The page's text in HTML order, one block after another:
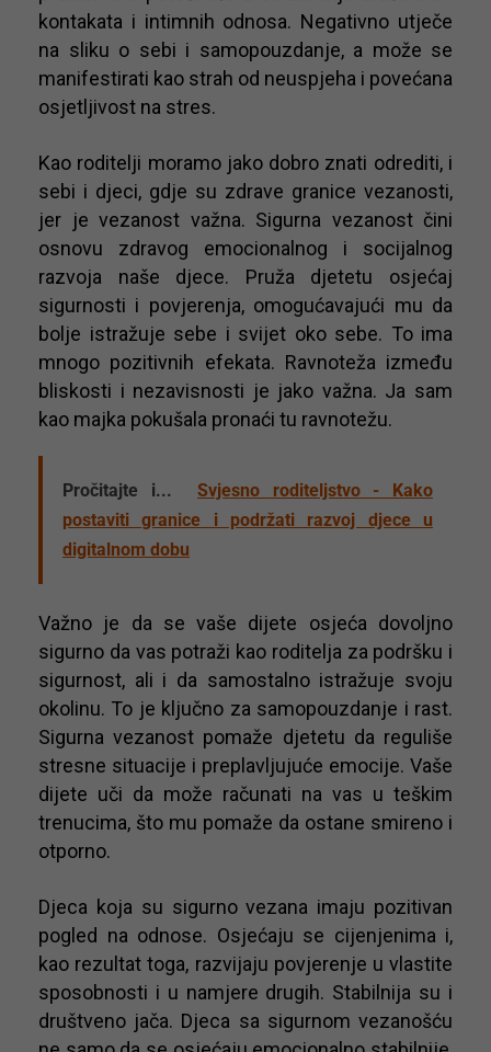
kontakata i intimnih odnosa. Negativno utječe
na sliku o sebi i samopouzdanje, a može se
manifestirati kao strah od neuspjeha i povećana
osjetljivost na stres.
Kao roditelji moramo jako dobro znati odrediti, i
sebi i djeci, gdje su zdrave granice vezanosti,
jer je vezanost važna. Sigurna vezanost čini
osnovu zdravog emocionalnog i socijalnog
razvoja naše djece. Pruža djetetu osjećaj
sigurnosti i povjerenja, omogućavajući mu da
bolje istražuje sebe i svijet oko sebe. To ima
mnogo pozitivnih efekata. Ravnoteža između
bliskosti i nezavisnosti je jako važna. Ja sam
kao majka pokušala pronaći tu ravnotežu.
Pročitajte i...
Svjesno roditeljstvo - Kako
postaviti granice i podržati razvoj djece u
digitalnom dobu
Važno je da se vaše dijete osjeća dovoljno
sigurno da vas potraži kao roditelja za podršku i
sigurnost, ali i da samostalno istražuje svoju
okolinu. To je ključno za samopouzdanje i rast.
Sigurna vezanost pomaže djetetu da reguliše
stresne situacije i preplavljujuće emocije. Vaše
dijete uči da može računati na vas u teškim
trenucima, što mu pomaže da ostane smireno i
otporno.
Djeca koja su sigurno vezana imaju pozitivan
pogled na odnose. Osjećaju se cijenjenima i,
kao rezultat toga, razvijaju povjerenje u vlastite
sposobnosti i u namjere drugih. Stabilnija su i
društveno jača. Djeca sa sigurnom vezanošću